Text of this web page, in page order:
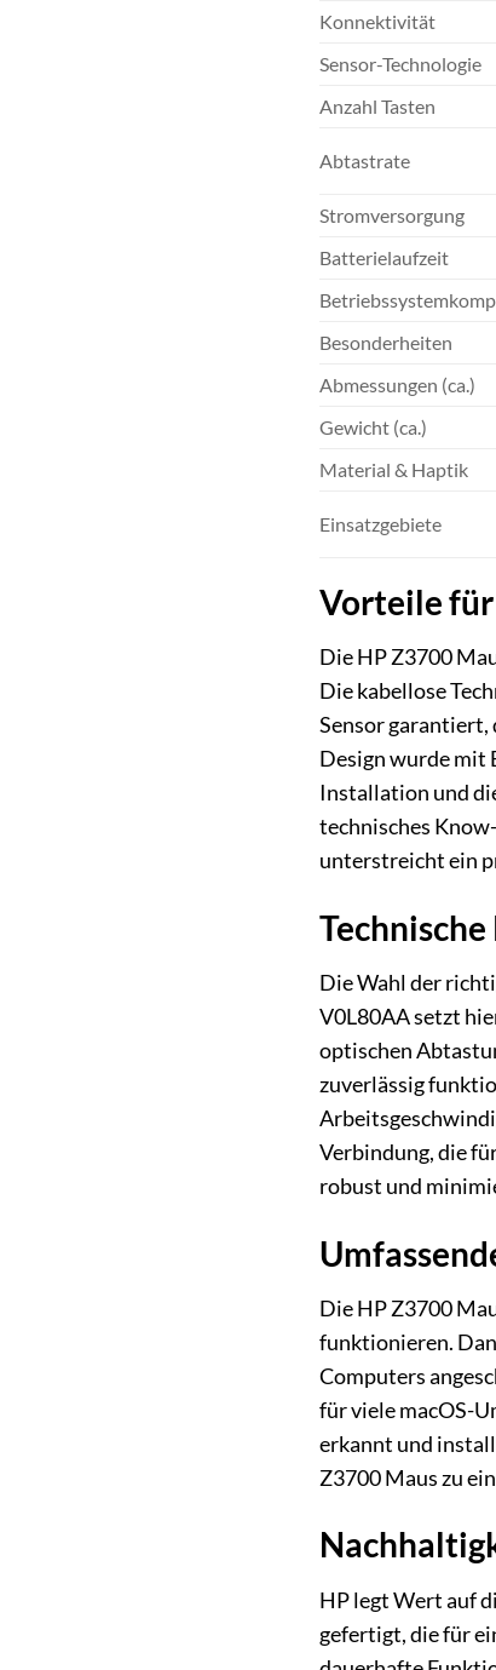
Konnektivität
Sensor-Technologie
Anzahl Tasten
Abtastrate
Stromversorgung
Batterielaufzeit
Besonderheiten
Abmessungen (ca.)
Gewicht (ca.)
Material & Haptik
Einsatzgebiete
Vorteile
Die HP Z3700
Die kabellose
Sensor garantiert,
Design wurde mit
Installation und
technisches
unterstreicht ein
Die Wahl der
V0L80AA setzt
optischen
zuverlässig
Verbindung, die
robust und
Die HP Z3700
funktionieren.
Computers
für viele macOS-
erkannt und
Z3700 Maus zu
HP legt Wert auf
gefertigt, die für